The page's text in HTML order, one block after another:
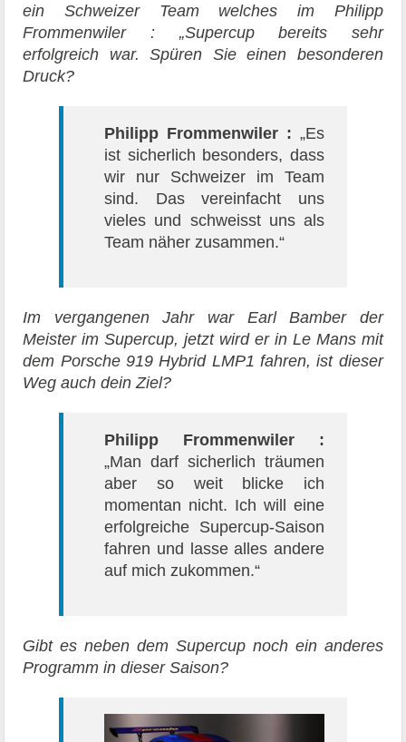
ein Schweizer Team welches im Philipp
Frommenwiler : „Supercup bereits sehr
erfolgreich war. Spüren Sie einen besonderen
Druck?
Philipp Frommenwiler : „Es
ist sicherlich besonders, dass
wir nur Schweizer im Team
sind. Das vereinfacht uns
vieles und schweisst uns als
Team näher zusammen.“
Im vergangenen Jahr war Earl Bamber der
Meister im Supercup, jetzt wird er in Le Mans mit
dem Porsche 919 Hybrid LMP1 fahren, ist dieser
Weg auch dein Ziel?
Philipp Frommenwiler :
„Man darf sicherlich träumen
aber so weit blicke ich
momentan nicht. Ich will eine
erfolgreiche Supercup-Saison
fahren und lasse alles andere
auf mich zukommen.“
Gibt es neben dem Supercup noch ein anderes
Programm in dieser Saison?